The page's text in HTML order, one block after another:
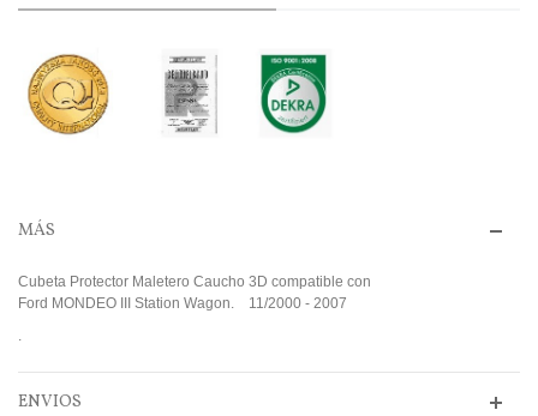
MÁS
Cubeta Protector Maletero Caucho 3D compatible con
Ford MONDEO III Station Wagon. 11/2000 - 2007
.
ENVIOS